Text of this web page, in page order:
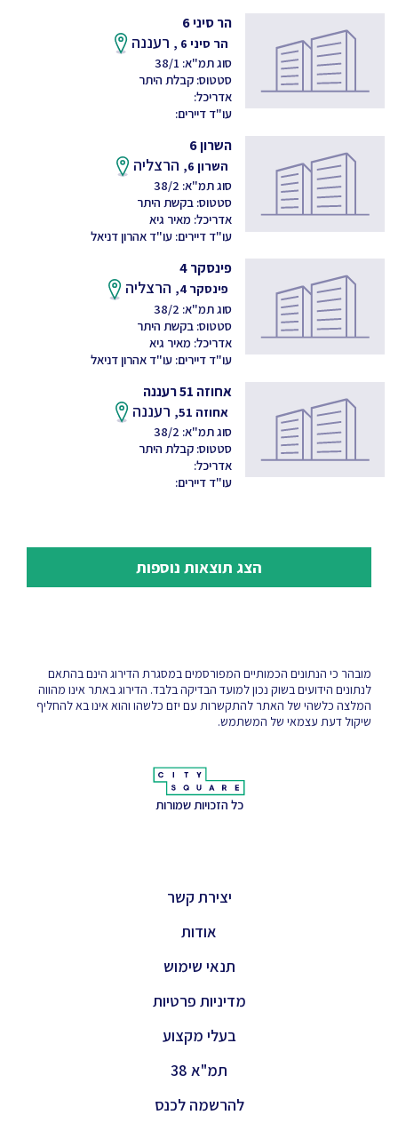
הר סיני 6
הר סיני 6 , רעננה
סוג תמ"א: 38/1
סטטוס: קבלת היתר
אדריכל:
עו"ד דיירים:
השרון 6
השרון 6, הרצליה
סוג תמ"א: 38/2
סטטוס: בקשת היתר
אדריכל: מאיר גיא
עו"ד דיירים: עו"ד אהרון דניאל
פינסקר 4
פינסקר 4, הרצליה
סוג תמ"א: 38/2
סטטוס: בקשת היתר
אדריכל: מאיר גיא
עו"ד דיירים: עו"ד אהרון דניאל
אחוזה 51 רעננה
אחוזה 51, רעננה
סוג תמ"א: 38/2
סטטוס: קבלת היתר
אדריכל:
עו"ד דיירים:
הצג תוצאות נוספות
מובהר כי הנתונים הכמותיים המפורסמים במסגרת הדירוג הינם בהתאם
לנתונים הידועים בשוק נכון למועד הבדיקה בלבד. הדירוג באתר אינו מהווה
המלצה כלשהי של האתר להתקשרות עם יזם כלשהו והוא אינו בא להחליף
שיקול דעת עצמאי של המשתמש.
כל הזכויות שמורות
יצירת קשר
אודות
תנאי שימוש
מדיניות פרטיות
בעלי מקצוע
תמ"א 38
להרשמה לכנס